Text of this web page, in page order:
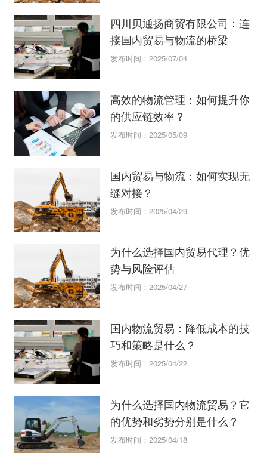
四川贝通扬商贸有限公司：连
接国内贸易与物流的桥梁
发布时间：2025/07/04
高效的物流管理：如何提升你
的供应链效率？
发布时间：2025/05/09
国内贸易与物流：如何实现无
缝对接？
发布时间：2025/04/29
为什么选择国内贸易代理？优
势与风险评估
发布时间：2025/04/27
国内物流贸易：降低成本的技
巧和策略是什么？
发布时间：2025/04/22
为什么选择国内物流贸易？它
的优势和劣势分别是什么？
发布时间：2025/04/18